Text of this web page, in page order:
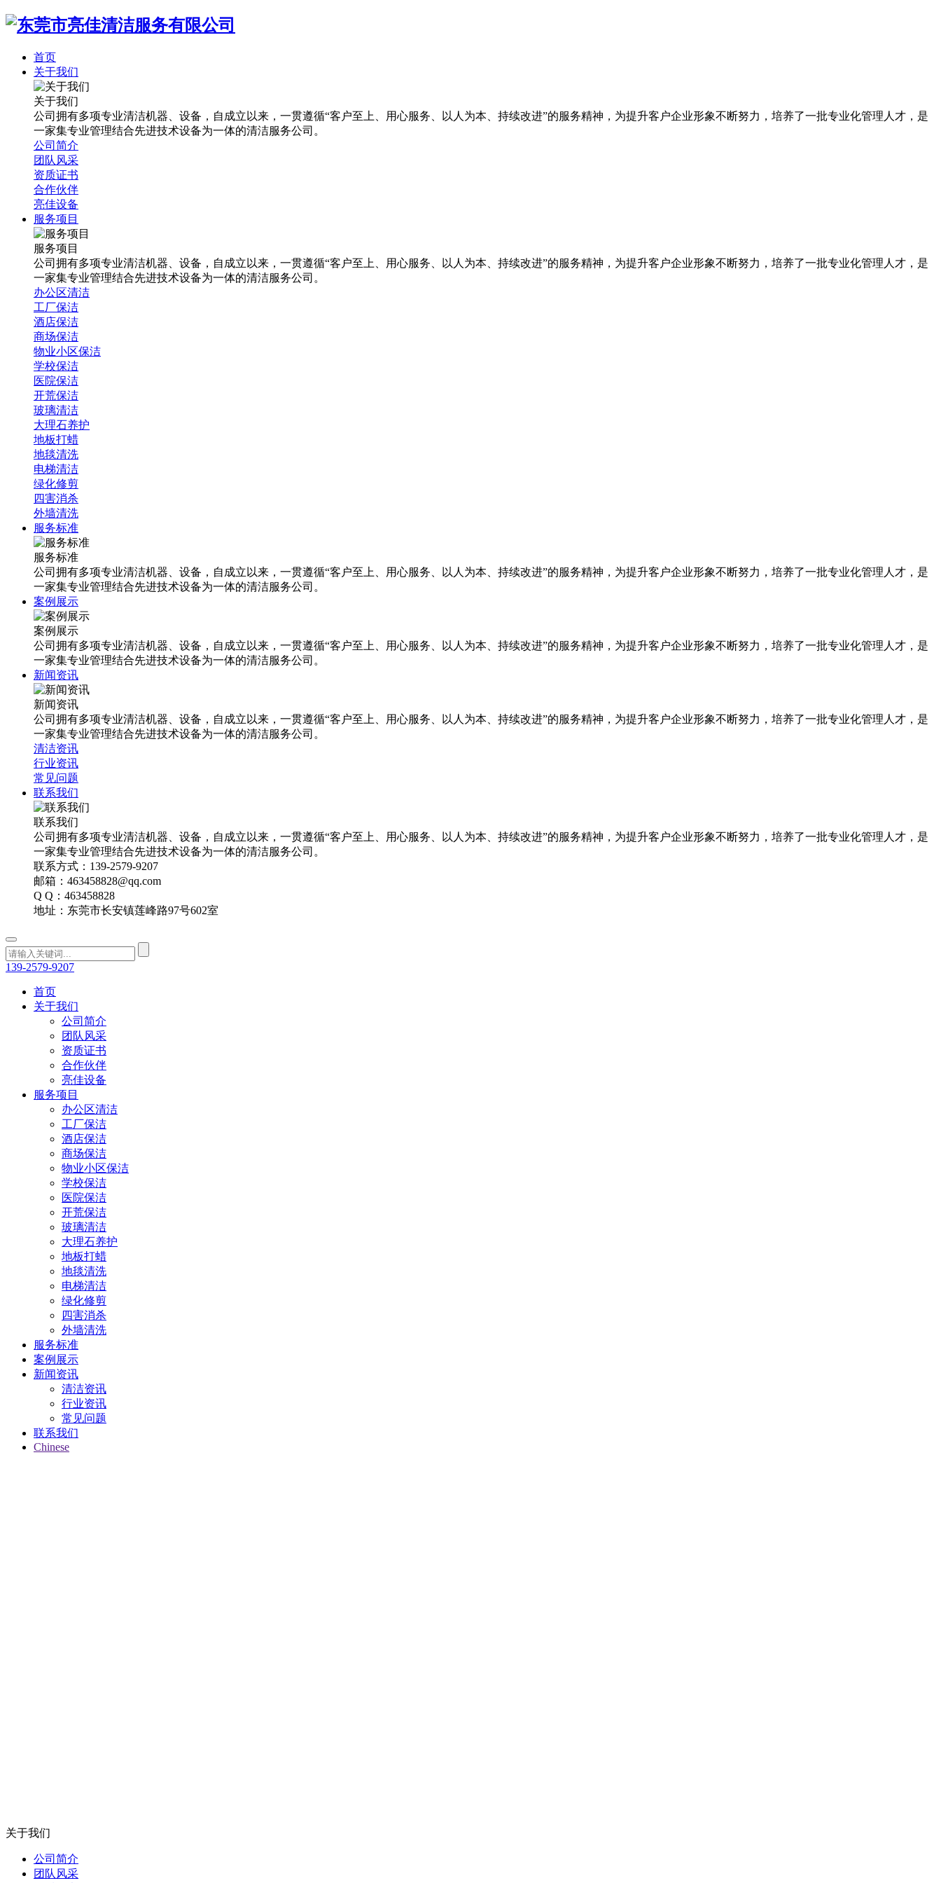
首页
关于我们
关于我们
公司拥有多项专业清洁机器、设备，自成立以来，一贯遵循“客户至上、用心服务、以人为本、持续改进”的服务精神，为提升客户企业形象不断努力，培养了一批专业化管理人才，是
一家集专业管理结合先进技术设备为一体的清洁服务公司。
公司简介
团队风采
资质证书
合作伙伴
亮佳设备
服务项目
服务项目
公司拥有多项专业清洁机器、设备，自成立以来，一贯遵循“客户至上、用心服务、以人为本、持续改进”的服务精神，为提升客户企业形象不断努力，培养了一批专业化管理人才，是
一家集专业管理结合先进技术设备为一体的清洁服务公司。
办公区清洁
工厂保洁
酒店保洁
商场保洁
物业小区保洁
学校保洁
医院保洁
开荒保洁
玻璃清洁
大理石养护
地板打蜡
地毯清洗
电梯清洁
绿化修剪
四害消杀
外墙清洗
服务标准
服务标准
公司拥有多项专业清洁机器、设备，自成立以来，一贯遵循“客户至上、用心服务、以人为本、持续改进”的服务精神，为提升客户企业形象不断努力，培养了一批专业化管理人才，是
一家集专业管理结合先进技术设备为一体的清洁服务公司。
案例展示
案例展示
公司拥有多项专业清洁机器、设备，自成立以来，一贯遵循“客户至上、用心服务、以人为本、持续改进”的服务精神，为提升客户企业形象不断努力，培养了一批专业化管理人才，是
一家集专业管理结合先进技术设备为一体的清洁服务公司。
新闻资讯
新闻资讯
公司拥有多项专业清洁机器、设备，自成立以来，一贯遵循“客户至上、用心服务、以人为本、持续改进”的服务精神，为提升客户企业形象不断努力，培养了一批专业化管理人才，是
一家集专业管理结合先进技术设备为一体的清洁服务公司。
清洁资讯
行业资讯
常见问题
联系我们
联系我们
公司拥有多项专业清洁机器、设备，自成立以来，一贯遵循“客户至上、用心服务、以人为本、持续改进”的服务精神，为提升客户企业形象不断努力，培养了一批专业化管理人才，是
一家集专业管理结合先进技术设备为一体的清洁服务公司。
联系方式：139-2579-9207
邮箱：463458828@qq.com
Q Q：463458828
地址：东莞市长安镇莲峰路97号602室
139-2579-9207
首页
关于我们
公司简介
团队风采
资质证书
合作伙伴
亮佳设备
服务项目
办公区清洁
工厂保洁
酒店保洁
商场保洁
物业小区保洁
学校保洁
医院保洁
开荒保洁
玻璃清洁
大理石养护
地板打蜡
地毯清洗
电梯清洁
绿化修剪
四害消杀
外墙清洗
服务标准
案例展示
新闻资讯
清洁资讯
行业资讯
常见问题
联系我们
Chinese
关于我们
公司简介
团队风采